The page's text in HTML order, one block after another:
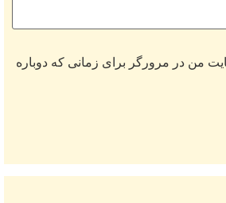
من در مرورگر برای زمانی که دوباره